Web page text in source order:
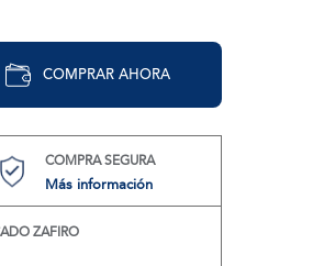
COMPRAR AHORA
COMPRA SEGURA
Más información
ZAFIRO